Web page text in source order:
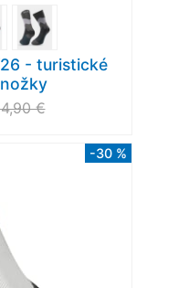
26 - turistické
€
-30 %